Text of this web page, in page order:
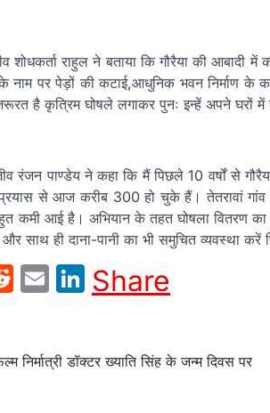
शोधकर्ता राहुल ने बताया कि गौरैया की
पर पेड़ों की कटाई,आधुनिक भवन निर्माण के
है कृत्रिम घोषले लगाकर पुनः इन्हें अपने घरों में
रंजन पाण्डेय ने कहा कि मैं पिछले 10 वर्षों से
से आज करीब 300 हो चुके हैं। तेतरावां गांव
कमी आई है। अभियान के तहत घोषला वितरण का
साथ ही दाना-पानी का भी समुचित व्यवस्था करें
Reddit
EmailLinkedIn
Share
निर्मात्री डॉक्टर ख्याति सिंह के जन्म दिवस पर